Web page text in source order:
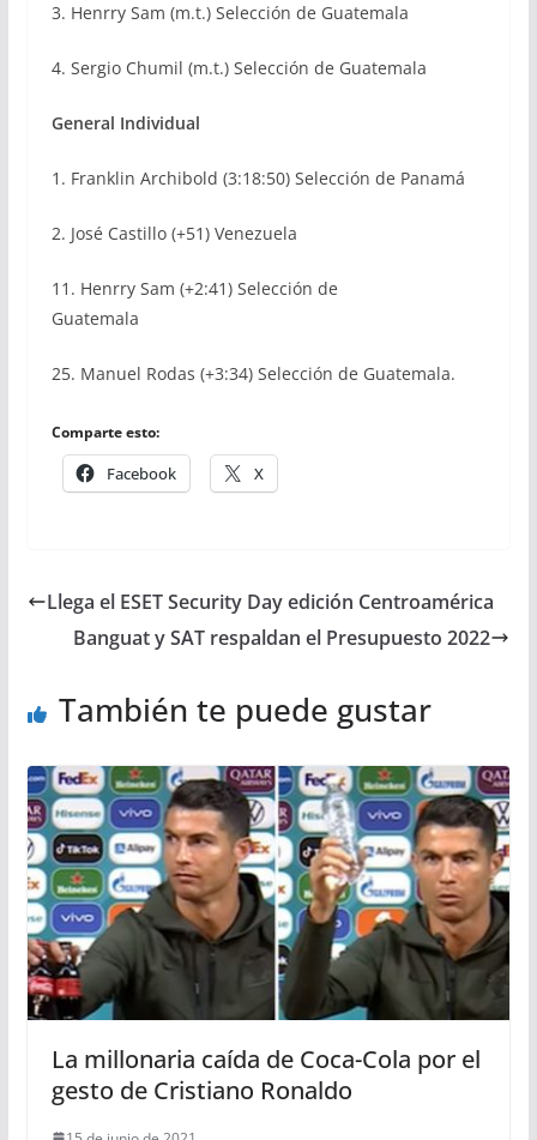
3. Henrry Sam (m.t.) Selección de Guatemala
4. Sergio Chumil (m.t.) Selección de Guatemala
General Individual
1. Franklin Archibold (3:18:50) Selección de Panamá
2. José Castillo (+51) Venezuela
11. Henrry Sam (+2:41) Selección de
Guatemala
25. Manuel Rodas (+3:34) Selección de Guatemala.
Comparte esto:
Facebook X
Llega el ESET Security Day edición Centroamérica
Banguat y SAT respaldan el Presupuesto 2022
También te puede gustar
La millonaria caída de Coca-Cola por el
gesto de Cristiano Ronaldo